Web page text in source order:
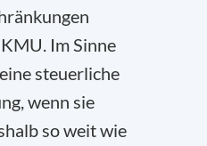
Im Sinne
steuerliche
wenn sie
so weit wie